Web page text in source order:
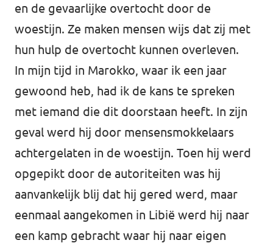
en de gevaarlijke overtocht door de
woestijn. Ze maken mensen wijs dat zij met
hun hulp de overtocht kunnen overleven.
In mijn tijd in Marokko, waar ik een jaar
gewoond heb, had ik de kans te spreken
met iemand die dit doorstaan heeft. In zijn
geval werd hij door mensensmokkelaars
achtergelaten in de woestijn. Toen hij werd
opgepikt door de autoriteiten was hij
aanvankelijk blij dat hij gered werd, maar
eenmaal aangekomen in Libië werd hij naar
een kamp gebracht waar hij naar eigen